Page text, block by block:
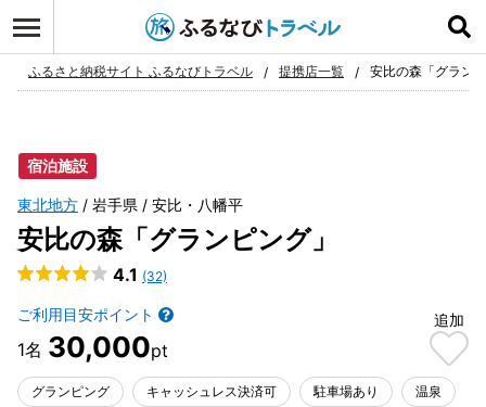
お気に入り
ふるさと納税サイト ふるなびトラベル 提携店一覧 安比の森「グラン
宿泊施設
東北地方 岩手県 安比・八幡平
安比の森「グランピング」
4.1 (32)
ご利用目安ポイント
30,000
追加
グランピング キャッシュレス決済可 駐車場あり 温泉